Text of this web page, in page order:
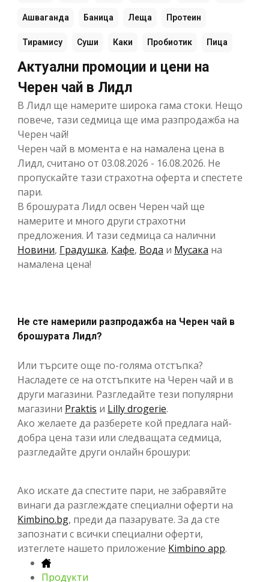
Ашваганда Баница Леща Протеин
Тирамису Суши Каки Пробиотик Пица
Актуални промоции и цени на
Черен чай в Лидл
В Лидл ще намерите широка гама стоки. Нещо
повече, тази седмица ще има разпродажба на
Черен чай!
Черен чай в момента е на намалена цена в
Лидл, считано от 03.08.2026 - 16.08.2026. Не
пропускайте тази страхотна оферта и спестете
пари.
В брошурата Лидл освен Черен чай ще
намерите и много други страхотни
предложения. И тази седмица са налични
Новини, Градушка, Кафе, Вода и Мусака на
намалена цена!
Не сте намерили разпродажба на Черен чай в
брошурата Лидл?
Или търсите още по-голяма отстъпка?
Насладете се на отстъпките на Черен чай и в
други магазини. Разгледайте тези популярни
магазини Praktis и Lilly drogerie.
Ако желаете да разберете кой предлага най-
добра цена тази или следващата седмица,
разгледайте други онлайн брошури:
Ако искате да спестите пари, не забравяйте
винаги да разглеждате специални оферти на
Kimbino.bg, преди да пазарувате. За да сте
запознати с всички специални оферти,
изтеглете нашето приложение Kimbino app.
Продукти